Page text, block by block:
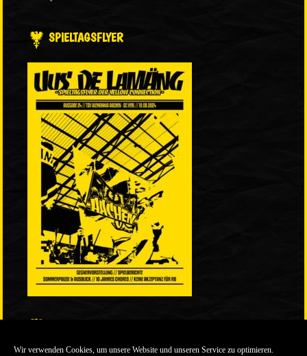
Wir verwenden Cookies, um unsere Website und unseren Service zu optimieren.
SPIELTAGSFLYER